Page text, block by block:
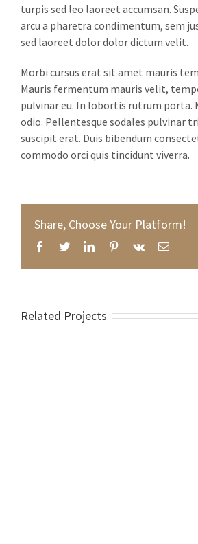
turpis sed leo laoreet accumsan.
arcu a pharetra condimentum, sem
sed laoreet dolor dolor dictum velit.
Morbi cursus erat sit amet mauris
Mauris fermentum mauris velit,
pulvinar eu. In lobortis rutrum porta.
odio. Pellentesque sodales pulvinar
suscipit erat. Duis bibendum
commodo orci quis tincidunt viverra.
Share, Choose Your Platform!
Facebook
TwitterLinkedInPinterest
Vk Email
Related Projects
NEWSLETTER
Email address: